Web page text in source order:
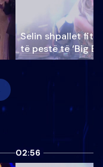
Selin shpallet
të pestë të ‘Big
02:56